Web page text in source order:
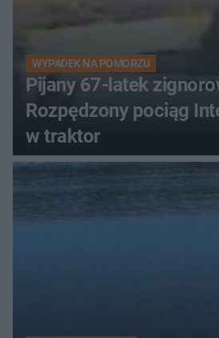
WYPADEK NA POMORZU
Pijany 67-latek
Rozpędzony pociąg
w traktor